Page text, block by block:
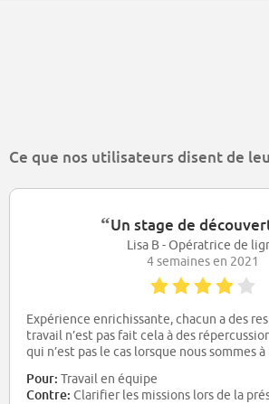
Ce que nos utilisateurs disent de
“Un stage de
Lisa B - Opératrice de
4 semaines en 2021
Expérience enrichissante, chacun a des
travail n’est pas fait cela à des
qui n’est pas le cas lorsque nous sommes à
Pour: Travail en équipe
Contre: Clarifier les missions lors de la